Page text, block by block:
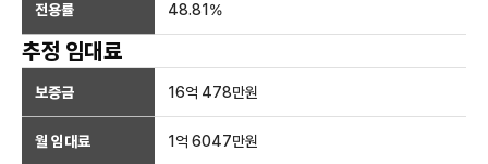
전용률 48.81 %
추정 임대료
보증금 16억 478만원
월 임대료 1억 6047만원